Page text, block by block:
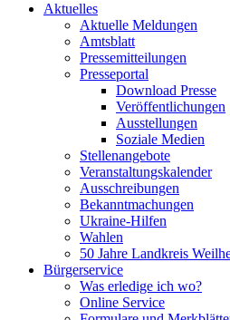
Aktuelles
Aktuelle Meldungen
Amtsblatt
Pressemitteilungen
Presseportal
Download Presse
Veröffentlichungen
Ausstellungen
Soziale Medien
Stellenangebote
Veranstaltungskalender
Ausschreibungen
Bekanntmachungen
Ukraine-Hilfen
Wahlen
50 Jahre Landkreis
Bürgerservice
Was erledige ich wo?
Online Service